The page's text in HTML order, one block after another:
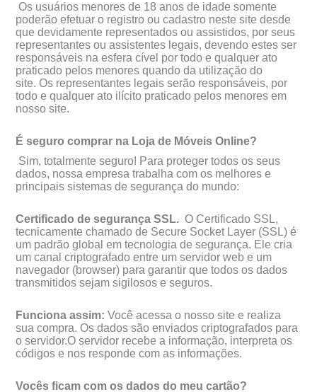
Os usuários menores de 18 anos de idade somente
poderão efetuar o registro ou cadastro neste site desde
que devidamente representados ou assistidos, por seus
representantes ou assistentes legais, devendo estes ser
responsáveis na esfera cível por todo e qualquer ato
praticado pelos menores quando da utilização do
site. Os representantes legais serão responsáveis, por
todo e qualquer ato ilícito praticado pelos menores em
nosso site.
É seguro comprar na Loja de Móveis Online?
Sim, totalmente seguro! Para proteger todos os seus
dados, nossa empresa trabalha com os melhores e
principais sistemas de segurança do mundo:
Certificado de segurança SSL.O Certificado SSL,
tecnicamente chamado de Secure Socket Layer (SSL) é
um padrão global em tecnologia de segurança. Ele cria
um canal criptografado entre um servidor web e um
navegador (browser) para garantir que todos os dados
transmitidos sejam sigilosos e seguros.
Funciona assim: Você acessa o nosso site e realiza
sua compra. Os dados são enviados criptografados para
o servidor.O servidor recebe a informação, interpreta os
códigos e nos responde com as informações.
Vocês ficam com os dados do meu cartão?